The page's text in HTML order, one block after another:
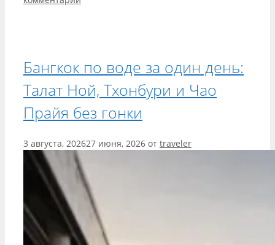
Бангкок по воде за один день:
Талат Ной, Тхонбури и Чао
Прайя без гонки
3 августа, 202627 июня, 2026 от traveler